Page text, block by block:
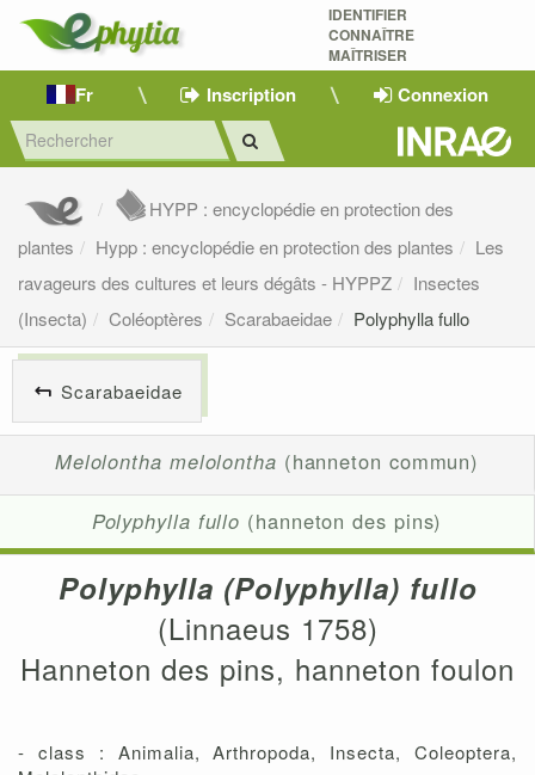
IDENTIFIER
CONNAÎTRE
MAÎTRISER
Fr Inscription Connexion
HYPP : encyclopédie en protection des
plantes
Hypp : encyclopédie en protection des plantes
Les
ravageurs des cultures et leurs dégâts - HYPPZ
Insectes
(Insecta)
Coléoptères Scarabaeidae Polyphylla fullo
Scarabaeidae
Melolontha melolontha (hanneton commun)
Polyphylla fullo (hanneton des pins)
Polyphylla (Polyphylla) fullo
(Linnaeus 1758)
Hanneton des pins, hanneton foulon
- class : Animalia, Arthropoda, Insecta, Coleoptera,